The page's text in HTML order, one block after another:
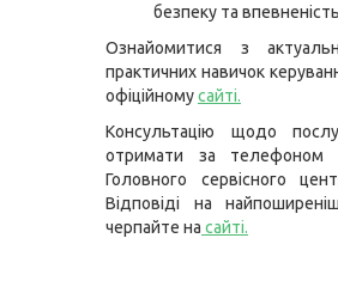
безпеку та
Ознайомитися з
практичних навичок
офіційномусайті.
Консультацію щодо
отримати за телефоном
Головного сервісного
Відповіді на
черпайте на сайті.